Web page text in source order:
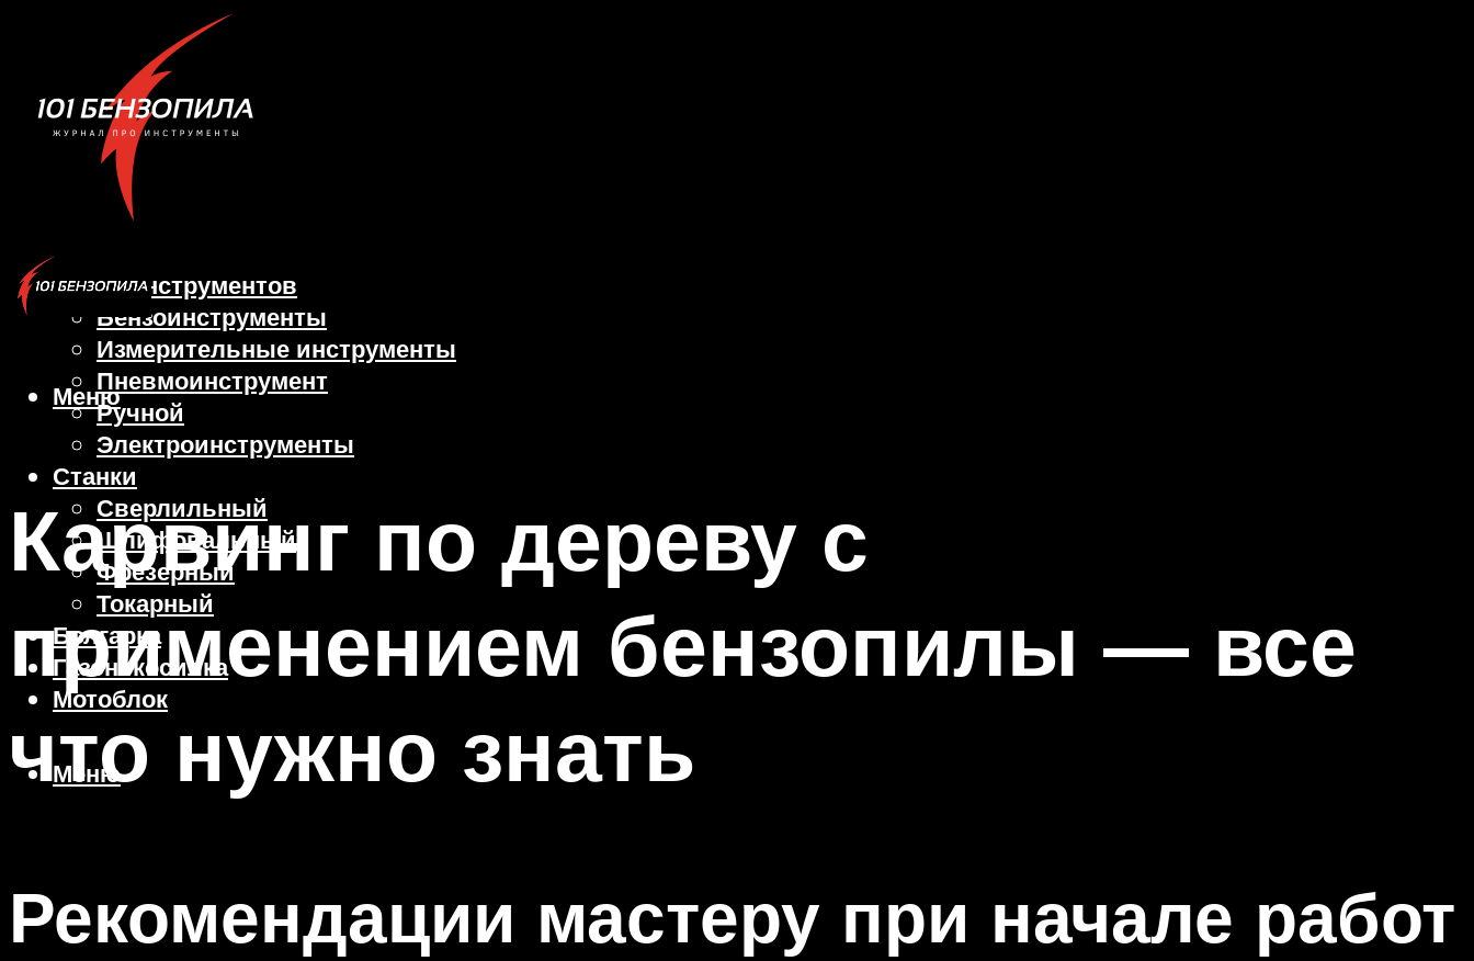
Виды инструментов
Бензоинструменты
Измерительные инструменты
Пневмоинструмент
Ручной
Электроинструменты
Станки
Сверлильный
Шлифовальный
Фрезерный
Токарный
Болгарка
Газонокосилка
Мотоблок
Меню
Меню
Карвинг по дереву с
применением бензопилы — все
что нужно знать
Рекомендации мастеру при начале работ